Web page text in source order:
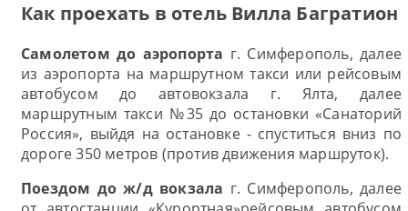
Как проехать в отель Вилла Багратион
Самолетом до аэропорта г. Симферополь, далее
из аэропорта на маршрутном такси или рейсовым
автобусом до автовокзала г. Ялта, далее
маршрутным такси №35 до остановки «Санаторий
Россия», выйдя на остановке - спуститься вниз по
дороге 350 метров (против движения маршруток).
Поездом до ж/д вокзала г. Симферополь, далее